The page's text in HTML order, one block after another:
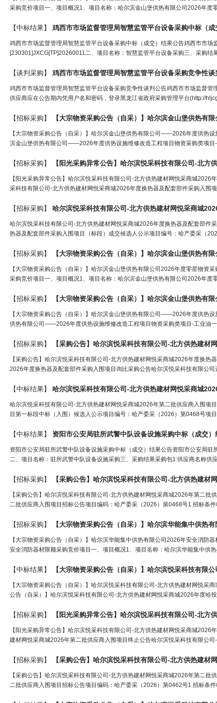
采购竞价项目一、项目概况1、项目名称：哈尔滨金山堡供热有限公司2026年
【中标结果】 鸡西市市场监督管理局智慧监管平台设备采购中标（
鸡西市市场监督管理局智慧监管平台设备采购中标（成交）结果公告鸡西市市
[230301]JXCG[TP]20260011二、项目名称：智慧监管平台设备采购三、采购
【谈判采购】 鸡西市市场监督管理局智慧监管平台设备采购竞争性谈
鸡西市市场监督管理局智慧监管平台设备采购竞争性谈判公告鸡西市市场监督
供应商应在公告期内凭用户名和密码，登录黑龙江省政府采购管理平台(http://
【招标采购】
【大宗物资采购公告（自采）】哈尔滨金山堡供热有限公司——2026年度供热
滨金山堡供热有限公司——2026年度供热设施维修改造工程项目物资采购类项
【招标采购】 【阳光采购异常公告】哈尔滨悦采科技有限公司-北方
【阳光采购异常公告】哈尔滨悦采科技有限公司-北方供热建材网悦采商城
采科技有限公司-北方供热建材网悦采商城2026年度换热器及配套部件采购入围
【招标采购】 哈尔滨悦采科技有限公司-北方供热建材网悦采商城2026
哈尔滨悦采科技有限公司-北方供热建材网悦采商城2026年度换热器及配套部
热器及配套部件采购入围项目（标段）成交候选人公示项目编号：哈产委采（
【招标采购】 【大宗物资采购公告（自采）】哈尔滨金山堡供热有
【大宗物资采购公告（自采）】哈尔滨金山堡供热有限公司2026年度零星物资
采购竞价项目一、项目概况1、项目名称：哈尔滨金山堡供热有限公司2026年
【招标采购】
【大宗物资采购公告（自采）】哈尔滨金山堡供热有限公司——2026年度供热
供热有限公司——2026年度供热设施维修改造工程项目物资采购类项目-工业油
【招标采购】 【采购公告】哈尔滨悦采科技有限公司-北方供热建材网
【采购公告】哈尔滨悦采科技有限公司-北方供热建材网悦采商城2026年度换
2026年度换热器及配套部件采购入围项目询比采购公告哈尔滨悦采科技有限公
【中标结果】 哈尔滨悦采科技有限公司-北方供热建材网悦采商城
哈尔滨悦采科技有限公司-北方供热建材网悦采商城2026年第二批供应商入围
目第一标段中标（入围）候选人公示项目编号：哈产委采（2026）第0468号项
【中标结果】 资阳市公安局驻所武警中队设备设施采购中标（成交）
资阳市公安局驻所武警中队设备设施采购中标（成交）结果公告资阳市公安局
二、项目名称：驻所武警中队设备设施采购三、采购结果采购包1:供应商名称
【招标采购】 【采购公告】哈尔滨悦采科技有限公司-北方供热建材网
【采购公告】哈尔滨悦采科技有限公司-北方供热建材网悦采商城2026年第二
二批供应商入围项目招标公告项目编码：哈产委采（2026）第0468号1.招标条
【招标采购】
【大宗物资采购公告（自采）】哈尔滨华能集中供热有限公司2026年安全消防
安全消防器材限额采购竞价项目一、项目概况1、项目名称：哈尔滨华能集中供
【中标结果】 【大宗物资采购公告（自采）】哈尔滨悦采科技有限
【大宗物资采购公告（自采）】哈尔滨悦采科技有限公司-北方供热建材网悦
公告（自采）】哈尔滨悦采科技有限公司-北方供热建材网悦采商城2026年度哈
【招标采购】 【阳光采购异常公告】哈尔滨悦采科技有限公司-北方
【阳光采购异常公告】哈尔滨悦采科技有限公司-北方供热建材网悦采商城
建材网悦采商城2026年第二批供应商入围项目终止公告哈尔滨悦采科技有限公
【招标采购】 【采购公告】哈尔滨悦采科技有限公司-北方供热建材网
【采购公告】哈尔滨悦采科技有限公司-北方供热建材网悦采商城2026年第二
二批供应商入围项目招标公告项目编码：哈产委采（2026）第0462号1.招标条